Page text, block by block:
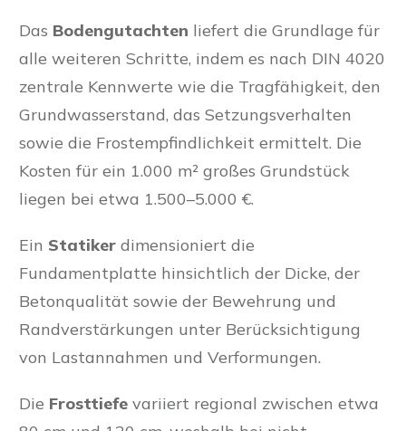
Das Bodengutachten liefert die Grundlage für
alle weiteren Schritte, indem es nach DIN 4020
zentrale Kennwerte wie die Tragfähigkeit, den
Grundwasserstand, das Setzungsverhalten
sowie die Frostempfindlichkeit ermittelt. Die
Kosten für ein 1.000 m² großes Grundstück
liegen bei etwa 1.500–5.000 €.
Ein Statiker dimensioniert die
Fundamentplatte hinsichtlich der Dicke, der
Betonqualität sowie der Bewehrung und
Randverstärkungen unter Berücksichtigung
von Lastannahmen und Verformungen.
Die Frosttiefe variiert regional zwischen etwa